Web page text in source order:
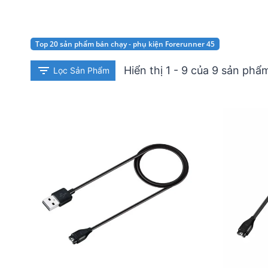
Top 20 sản phẩm bán chạy - phụ kiện Forerunner 45
Lọc Sản Phẩm Hiển thị 1 - 9 của 9 sản